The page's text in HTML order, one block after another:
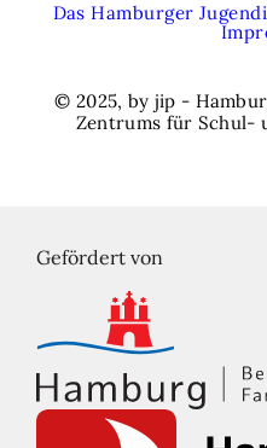
Das Hamburger
© 2025, by jip -
Zentrums für Schul-
Gefördert von